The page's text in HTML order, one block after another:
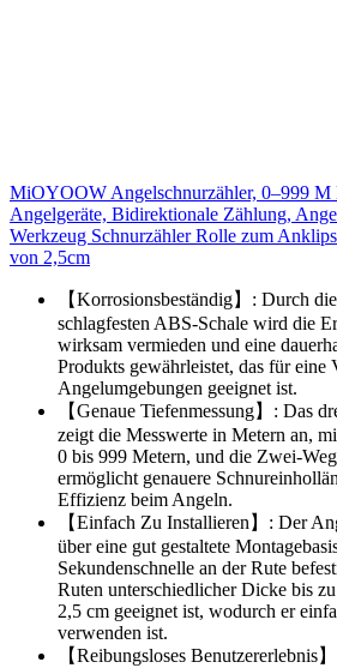
MiOYOOW Angelschnurzähler, 0–999 M
Angelgeräte, Bidirektionale Zählung,
Werkzeug Schnurzähler Rolle zum
von 2,5cm
【Korrosionsbeständig】: Durch
schlagfesten ABS-Schale wird die
wirksam vermieden und eine
Produkts gewährleistet, das für eine
Angelumgebungen geeignet ist.
【Genaue Tiefenmessung】: Das
zeigt die Messwerte in Metern an,
0 bis 999 Metern, und die Zwei-
ermöglicht genauere
Effizienz beim Angeln.
【Einfach Zu Installieren】: Der
über eine gut gestaltete
Sekundenschnelle an der Rute
Ruten unterschiedlicher Dicke bis
2,5 cm geeignet ist, wodurch er
verwenden ist.
【Reibungsloses Benutzererlebnis